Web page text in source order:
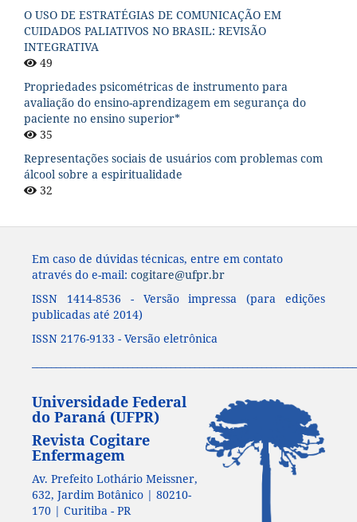
O USO DE ESTRATÉGIAS DE COMUNICAÇÃO EM
CUIDADOS PALIATIVOS NO BRASIL: REVISÃO
INTEGRATIVA
49
Propriedades psicométricas de instrumento para
avaliação do ensino-aprendizagem em segurança do
paciente no ensino superior*
35
Representações sociais de usuários com problemas com
álcool sobre a espiritualidade
32
Em caso de dúvidas técnicas, entre em contato
através do e-mail: cogitare@ufpr.br
ISSN 1414-8536 - Versão impressa (para edições
publicadas até 2014)
ISSN 2176-9133 - Versão eletrônica
Universidade Federal
do Paraná (UFPR)
Revista Cogitare
Enfermagem
Av. Prefeito Lothário Meissner,
632, Jardim Botânico | 80210-
170 | Curitiba - PR